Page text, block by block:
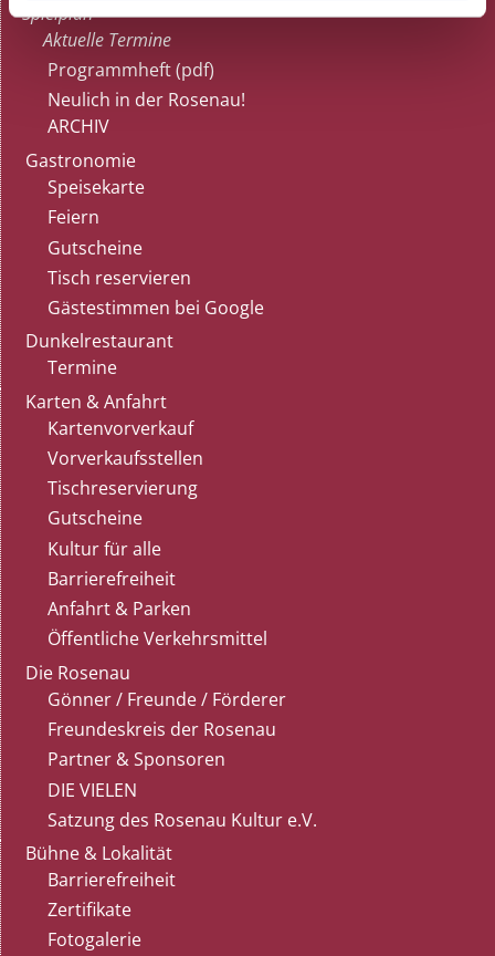
Spielplan
Aktuelle Termine
Programmheft (pdf)
Neulich in der Rosenau!
ARCHIV
Gastronomie
Speisekarte
Feiern
Gutscheine
Tisch reservieren
Gästestimmen bei Google
Dunkelrestaurant
Termine
Karten & Anfahrt
Kartenvorverkauf
Vorverkaufsstellen
Tischreservierung
Gutscheine
Kultur für alle
Barrierefreiheit
Anfahrt & Parken
Öffentliche Verkehrsmittel
Die Rosenau
Gönner / Freunde / Förderer
Freundeskreis der Rosenau
Partner & Sponsoren
DIE VIELEN
Satzung des Rosenau Kultur e.V.
Bühne & Lokalität
Barrierefreiheit
Zertifikate
Fotogalerie